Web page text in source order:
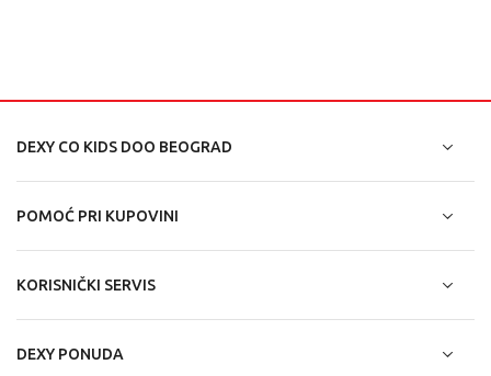
DEXY CO KIDS DOO BEOGRAD
POMOĆ PRI KUPOVINI
KORISNIČKI SERVIS
DEXY PONUDA